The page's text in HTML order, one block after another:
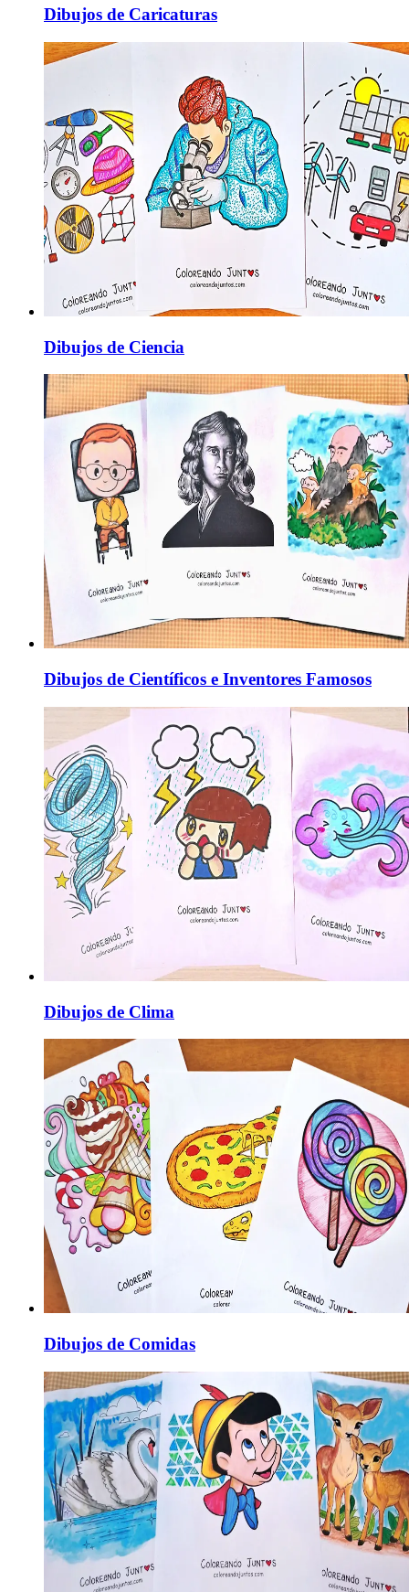
Dibujos de Caricaturas
Dibujos de Ciencia
Dibujos de Científicos e Inventores Famosos
Dibujos de Clima
Dibujos de Comidas